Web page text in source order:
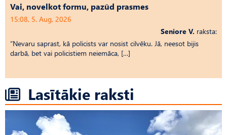
Vai, novelkot formu, pazūd prasmes
15:08, 5. Aug, 2026
Seniore V. raksta:
“Nevaru saprast, kā policists var nosist cilvēku. Jā, neesot bijis
darbā, bet vai policistiem neiemāca, […]
Lasītākie raksti